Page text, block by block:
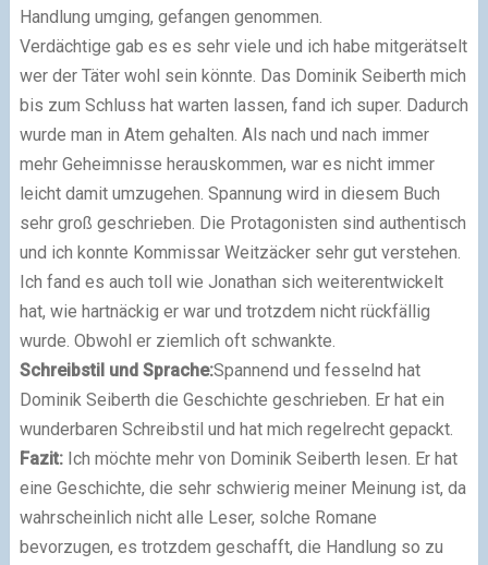
Handlung umging, gefangen genommen.
Verdächtige gab es es sehr viele und ich habe mitgerätselt
wer der Täter wohl sein könnte. Das Dominik Seiberth mich
bis zum Schluss hat warten lassen, fand ich super. Dadurch
wurde man in Atem gehalten. Als nach und nach immer
mehr Geheimnisse herauskommen, war es nicht immer
leicht damit umzugehen. Spannung wird in diesem Buch
sehr groß geschrieben. Die Protagonisten sind authentisch
und ich konnte Kommissar Weitzäcker sehr gut verstehen.
Ich fand es auch toll wie Jonathan sich weiterentwickelt
hat, wie hartnäckig er war und trotzdem nicht rückfällig
wurde. Obwohl er ziemlich oft schwankte.
Schreibstil und Sprache:Spannend und fesselnd hat
Dominik Seiberth die Geschichte geschrieben. Er hat ein
wunderbaren Schreibstil und hat mich regelrecht gepackt.
Fazit: Ich möchte mehr von Dominik Seiberth lesen. Er hat
eine Geschichte, die sehr schwierig meiner Meinung ist, da
wahrscheinlich nicht alle Leser, solche Romane
bevorzugen, es trotzdem geschafft, die Handlung so zu